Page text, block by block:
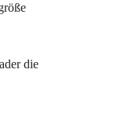
die